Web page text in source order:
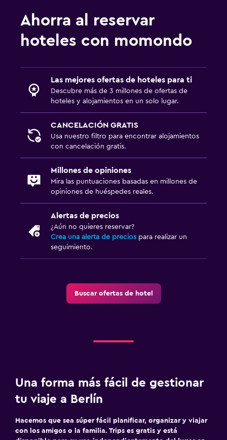
Ahorra al reservar
hoteles con momondo
Las mejores ofertas de hoteles para ti
Descubre más de 3 millones de ofertas de
hoteles y alojamientos en un solo lugar.
CANCELACIÓN GRATIS
Usa nuestro filtro para encontrar alojamientos
con cancelación gratis.
Millones de opiniones
Mira las puntuaciones basadas en millones de
opiniones de huéspedes reales.
Alertas de precios
¿Aún no quieres reservar?
Crea una alerta de precios para realizar un
seguimiento.
Buscar ofertas de hotel
Una forma más fácil de gestionar
tu viaje a Berlín
Hacemos que sea súper fácil planificar, organizar y viajar
con los amigos o la familia. Trips es gratis y está